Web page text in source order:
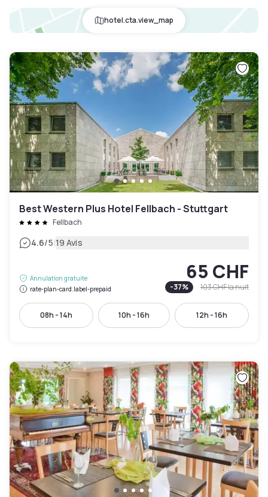
hotel.cta.view_map
Best Western Plus Hotel Fellbach - Stuttgart
Fellbach
4.6/5|19 Avis
Annulation gratuite
rate-plan-card.label-prepaid
65 CHF
-37% 103 CHFla nuit
08h - 14h 10h - 16h 12h - 16h